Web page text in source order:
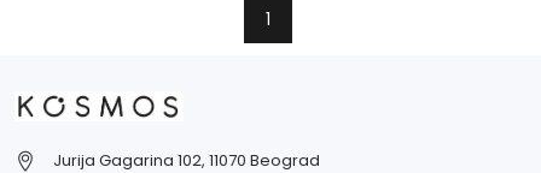
1
Jurija Gagarina 102, 11070 Beograd